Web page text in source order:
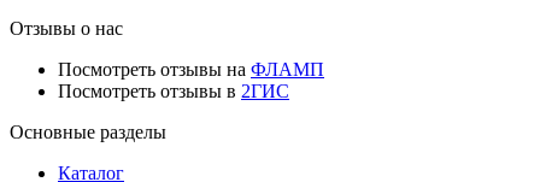
Отзывы о нас
Посмотреть отзывы на ФЛАМП
Посмотреть отзывы в 2ГИС
Основные разделы
Каталог